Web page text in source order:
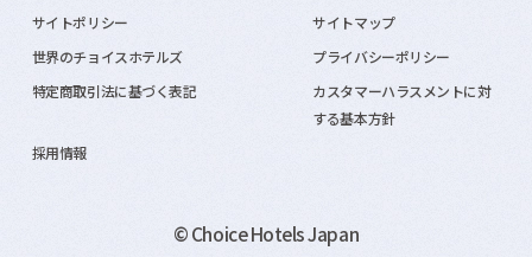
サイトポリシー
サイトマップ
世界のチョイスホテルズ
プライバシーポリシー
特定商取引法に基づく表記
カスタマーハラスメントに対
する基本方針
採用情報
© Choice Hotels Japan